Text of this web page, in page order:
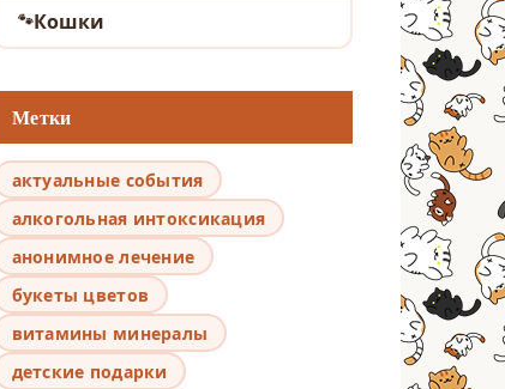
Кошки
Метки
актуальные события
алкогольная интоксикация
анонимное лечение
букеты цветов
витамины минералы
детские подарки